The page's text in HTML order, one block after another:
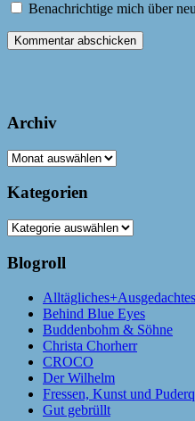
Benachrichtige mich über
Archiv
Archiv
Kategorien
Kategorien
Blogroll
Alltägliches+Ausgedachtes
Behind Blue Eyes
Buddenbohm & Söhne
Christa Chorherr
CROCO
Der Wilhelm
Fressen, Kunst und
Gut gebrüllt